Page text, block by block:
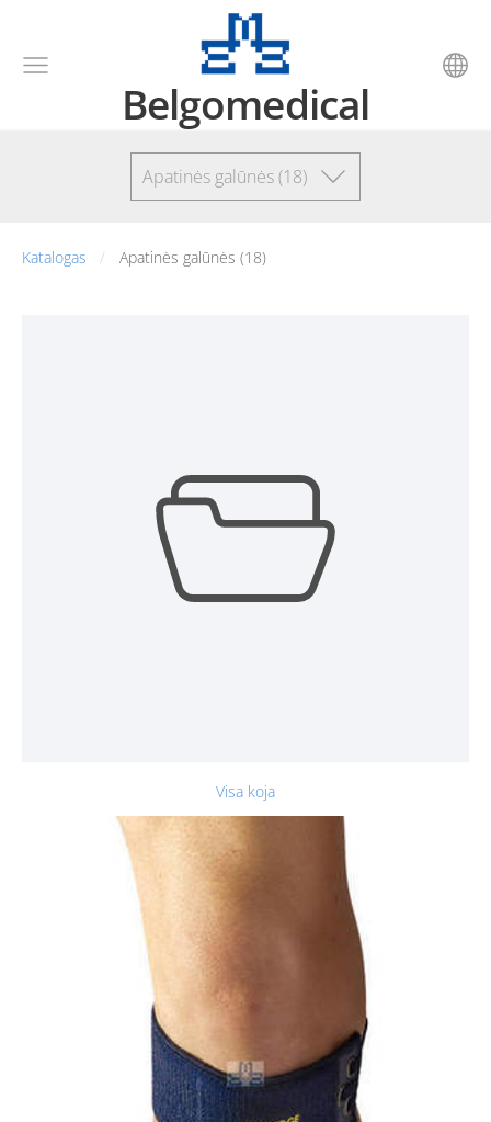
Belgomedical
Apatinės galūnės (18)
Katalogas Apatinės galūnės (18)
Visa koja